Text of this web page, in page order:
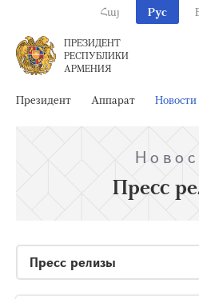
Հայ Рус
ПРЕЗИДЕНТ
РЕСПУБЛИКИ
АРМЕНИЯ
Президент Аппарат Новости
Пресс
Пресс релизы